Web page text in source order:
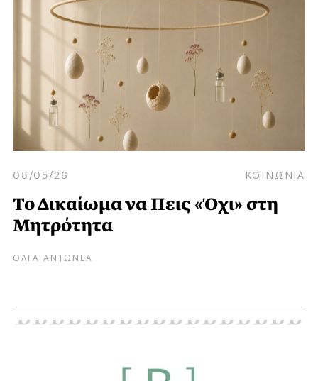
08/05/26 ΚΟΙΝΩΝΙΑ
Το Δικαίωμα να Πεις «Όχι» στη
Μητρότητα
ΟΛΓΑ ΑΝΤΩΝΕΑ